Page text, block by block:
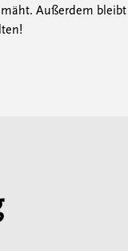
Außerdem bleibt